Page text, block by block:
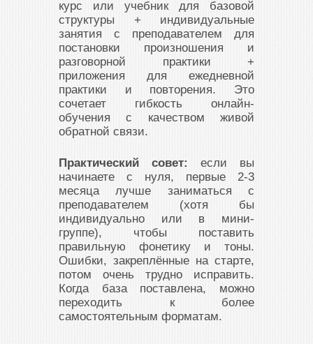
курс или учебник для базовой
структуры + индивидуальные
занятия с преподавателем для
постановки произношения и
разговорной практики +
приложения для ежедневной
практики и повторения. Это
сочетает гибкость онлайн-
обучения с качеством живой
обратной связи.
Практический совет:
если вы
начинаете с нуля, первые 2-3
месяца лучше заниматься с
преподавателем (хотя бы
индивидуально или в мини-
группе), чтобы поставить
правильную фонетику и тоны.
Ошибки, закреплённые на старте,
потом очень трудно исправить.
Когда база поставлена, можно
переходить к более
самостоятельным форматам.